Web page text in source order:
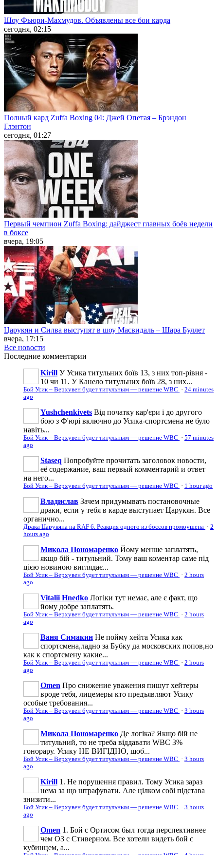
Шоу Фьюри-Махмудов. Объявлены все бои карда
сегодня, 02:15
Полный кард Zuffa Boxing 04: Джей Опетая – Брэндон
Глэнтон
сегодня, 01:27
Первый чемпион Zuffa Boxing: дайджест главных боёв недели
в боксе
вчера, 19:05
Царукян и Силва выступят в шоу Масвидаль – Шара Буллет
вчера, 17:15
Все новости
Последние комментарии
Kirill У Усика титульних боїв 13, з них топ-рівня -
10 чи 11. У Канело титульних боїв 28, з них...
Бой Усик – Верхувен будет титульным — решение WBC · 24 minutes
ago
Yushchenkivets Від початку кар'єри і до другого
бою з Ф'юрі включно до Усика-спортсмена не було
навіть...
Бой Усик – Верхувен будет титульным — решение WBC · 57 minutes
ago
Staseq Попробуйте прочитать заголовок новости,
её содержание, ваш первый комментарий и ответ
на него...
Бой Усик – Верхувен будет титульным — решение WBC · 1 hour ago
Владислав Зачем придумывать постановочные
драки, если у тебя в карде выступает Царукян. Все
органично...
Драка Царукяна на RAF 6. Реакция одного из боссов промоушена · 2
hours ago
Микола Пономаренко Йому менше заплатять,
якщо бій - титульний. Тому ваш коментар саме під
цією новиною виглядає...
Бой Усик – Верхувен будет титульным — решение WBC · 2 hours
ago
Vitalii Hnedko Логіки тут немає, але є факт, що
йому добре заплатять.
Бой Усик – Верхувен будет титульным — решение WBC · 2 hours
ago
Ваня Симакин Не пойму хейта Усика как
спортсмена,ладно за Бубку да московских попов,но
как к спортсмену какие...
Бой Усик – Верхувен будет титульным — решение WBC · 2 hours
ago
Omen Про снижение уважения пишут хейтеры
вроде тебя, лицемеры кто предъявляют Усику
особые требования...
Бой Усик – Верхувен будет титульным — решение WBC · 3 hours
ago
Микола Пономаренко Де логіка? Якщо бій не
титульний, то не треба віддавати WBC 3%
гонорару. Усику НЕ ВИГІДНО, щоб...
Бой Усик – Верхувен будет титульным — решение WBC · 3 hours
ago
Kirill 1. Не порушення правил. Тому Усика зараз
нема за що штрафувати. Але цілком собі підстава
знизити...
Бой Усик – Верхувен будет титульным — решение WBC · 3 hours
ago
Omen 1. Бой с Ортисом был тогда перспективнее
чем ОЗ с Стиверном. Все хотели видеть бой с
кубинцем, а...